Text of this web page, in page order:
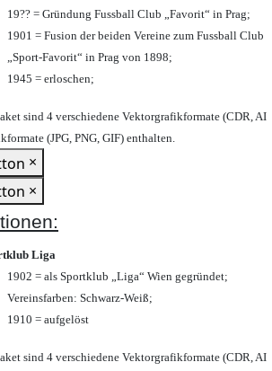
19?? = Gründung Fussball Club „Favorit“ in Prag;
1901 = Fusion der beiden Vereine zum Fussball Club
„Sport-Favorit“ in Prag von 1898;
1945 = erloschen;
sind 4 verschiedene Vektorgrafikformate (CDR, AI
(JPG, PNG, GIF) enthalten.
×
×
Liga
1902 = als Sportklub „Liga“ Wien gegründet;
Vereinsfarben: Schwarz-Weiß;
1910 = aufgelöst
sind 4 verschiedene Vektorgrafikformate (CDR, AI